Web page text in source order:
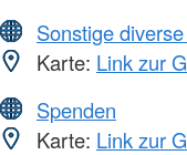
Sonstige
Karte: Link zur
Spenden
Karte: Link zur